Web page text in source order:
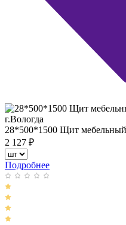
28*500*1500 Щит
2 127 ₽
Подробнее